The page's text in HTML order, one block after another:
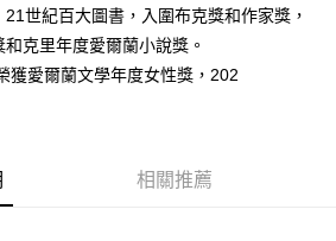
世紀百大圖書，入圍布克獎和作家獎，
克里年度愛爾蘭小說獎。
愛爾蘭文學年度女性獎，202
相關推薦